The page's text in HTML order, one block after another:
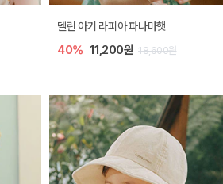
델린 아기 라피아 파나마햇
40% 11,200원 18,600원